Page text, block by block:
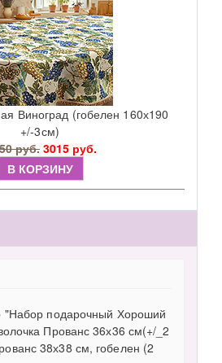
Виноград (гобелен 160х190
+/-3см)
руб.3015 руб.
В КОРЗИНУ
"Набор подарочный Хороший
Прованс 36х36 см(+/_2
38х38 см, гобелен (2